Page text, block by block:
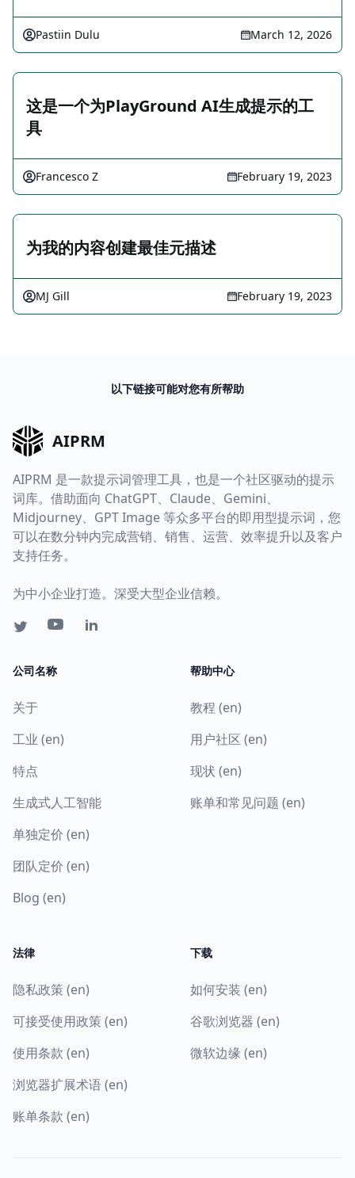
Pastiin Dulu March 12, 2026
这是一个为PlayGround AI生成提示的工
具
Francesco Z February 19, 2023
为我的内容创建最佳元描述
MJ Gill February 19, 2023
以下链接可能对您有所帮助
AIPRM
AIPRM 是一款提示词管理工具，也是一个社区驱动的提示
词库。借助面向 ChatGPT、Claude、Gemini、
Midjourney、GPT Image 等众多平台的即用型提示词，您
可以在数分钟内完成营销、销售、运营、效率提升以及客户
支持任务。
为中小企业打造。深受大型企业信赖。
公司名称
关于
工业 (en)
特点
生成式人工智能
单独定价 (en)
团队定价 (en)
Blog (en)
帮助中心
教程 (en)
用户社区 (en)
现状 (en)
账单和常见问题 (en)
法律
隐私政策 (en)
可接受使用政策 (en)
使用条款 (en)
浏览器扩展术语 (en)
账单条款 (en)
下载
如何安装 (en)
谷歌浏览器 (en)
微软边缘 (en)